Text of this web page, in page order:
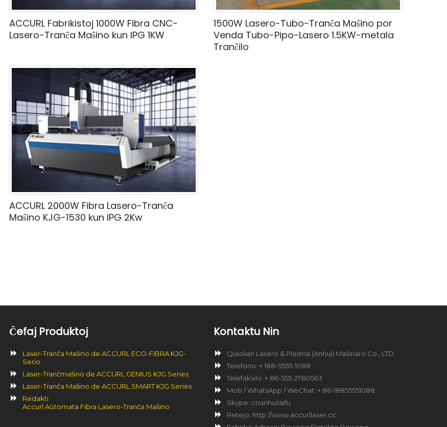
ACCURL Fabrikistoj 1000W Fibra CNC-
Lasero-Tranĉa Maŝino kun IPG 1KW
1500W Lasero-Tubo-Tranĉa Maŝino por
Venda Tubo-Pipo-Lasero 1.5KW-metala
Tranĉilo
ACCURL 2000W Fibra Lasero-Tranĉa
Maŝino KJG-1530 kun IPG 2Kw
Ĉefaj Produktoj
Laser-Tranĉa Maŝino de ACCURL ECO-FIBRA KJG-
Serio
Laser-Tranĉmaŝino de ACCURL GENIUS KJG Series
Laser-Tranĉa Maŝino de ACCURL SMART KJG Series
Redakti
Accurl Aŭtomata Fibra Lasero-Tranĉa Maŝino
Kontaktu Nin
Qiaolian Lasero & Plasma (Anhui) Maŝinaro Co., LTD
Telefono: + 188-5555-1088
Telefaksilo: + 86-555-2780563
Mob / WhatsApp / WeChat: + 86-18855551088
Skype: cnanhuilaifu
Retejo: http://www.accurllaser.cc